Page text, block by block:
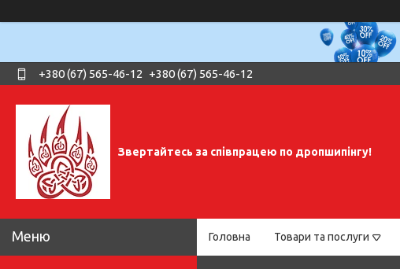
+380 (67) 565-46-12 +380 (67) 565-46-12
Звертайтесь за співпрацею по дропшипінгу!
Головна Товари та послуги